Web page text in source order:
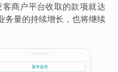
商户平台收取的款项就达
务量的持续增长，也将继续